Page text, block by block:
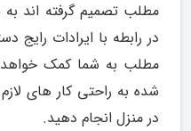
مطلب تصمیم گرفته اند به
در رابطه با ایرادات
مطلب به شما کمک خواهد
شده به راحتی کار های لازم
در منزل انجام دهید.